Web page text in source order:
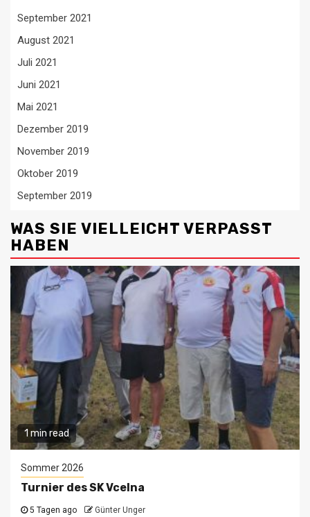
September 2021
August 2021
Juli 2021
Juni 2021
Mai 2021
Dezember 2019
November 2019
Oktober 2019
September 2019
WAS SIE VIELLEICHT VERPASST
HABEN
1 min read
Sommer 2026
Turnier des SK Vcelna
5 Tagen ago Günter Unger